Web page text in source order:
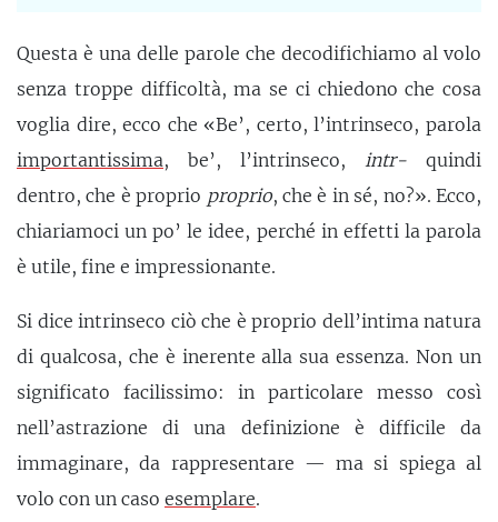
Questa è una delle parole che decodifichiamo al volo
senza troppe difficoltà, ma se ci chiedono che cosa
voglia dire, ecco che «Be’, certo, l’intrinseco, parola
importantissima, be’, l’intrinseco, intr- quindi
dentro, che è proprio proprio, che è in sé, no?». Ecco,
chiariamoci un po’ le idee, perché in effetti la parola
è utile, fine e impressionante.
Si dice intrinseco ciò che è proprio dell’intima natura
di qualcosa, che è inerente alla sua essenza. Non un
significato facilissimo: in particolare messo così
nell’astrazione di una definizione è difficile da
immaginare, da rappresentare — ma si spiega al
volo con un caso esemplare.